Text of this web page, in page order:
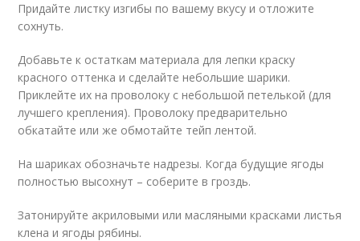
Придайте листку изгибы по вашему вкусу и отложите
сохнуть.
Добавьте к остаткам материала для лепки краску
красного оттенка и сделайте небольшие шарики.
Приклейте их на проволоку с небольшой петелькой (для
лучшего крепления). Проволоку предварительно
обкатайте или же обмотайте тейп лентой.
На шариках обозначьте надрезы. Когда будущие ягоды
полностью высохнут – соберите в гроздь.
Затонируйте акриловыми или масляными красками листья
клена и ягоды рябины.